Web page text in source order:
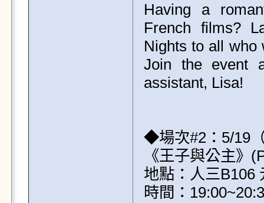
Having a
French films?
Nights to all who
Join the event
assistant, Lisa!
◆場次#2：5/19
《王子與公主》
地點：人三B106
時間：